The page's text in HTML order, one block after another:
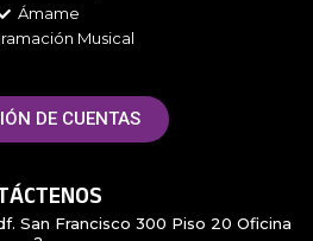
Ámame
Musical
DE CUENTAS
San Francisco 300 Piso 20 Oficina